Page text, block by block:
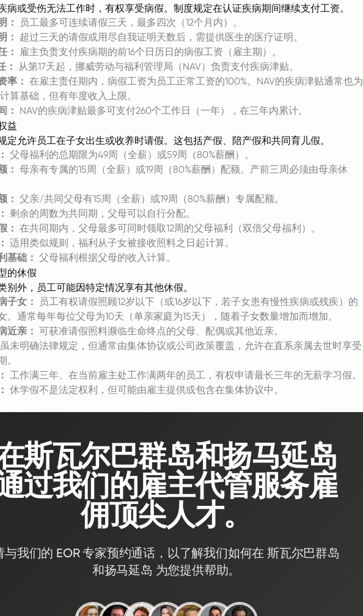
病或受伤无法工作时，有权享受病假。制度规定在认证疾病期间继续支付工资。
：
员工最多可连续请假三天，最多四次（12个月内）。
： 超过三天的请假或用尽自我证明天数后，需提供医生的医疗证明。
：
雇主负责支付疾病期的前16个日历日的病假工资（雇主期）。
： 从第17天起，挪威劳动与福利管理局（NAV）负责支付疾病津贴。
率： 在雇主责任期内，病假工资为员工正常工资的100%。NAV的疾病津贴通常也为
算基础，但有年度收入上限。
： NAV的疾病津贴最多可支付260个工作日（一年），在三年内累计。
益
定允许员工在子女出生或收养时请假。这包括产假、陪产假和共同育儿假。
父母福利的总期限为49周（全薪）或59周（80%薪酬）。
： 母亲有专属的15周（全薪）或19周（80%薪酬）配额。产前三周必须由母亲休
： 父亲/共同父母有15周（全薪）或19周（80%薪酬）专属配额。
剩余的周数为共同期，父母可以自行分配。
： 在共同期内，父母最多可同时领取12周的父母福利（双倍父母福利）。
适用类似规则，福利从子女被接收照料之日起计算。
基础： 父母福利根据父母的收入计算。
的休假
别外，员工可能因特定情况享有其他休假。
子女：
员工有权请假照顾12岁以下（或16岁以下，若子女患有慢性疾病或残疾）的
。通常每年每位父母为10天（单亲家庭为15天），随着子女数量增加而增加。
近亲： 可获准请假照料濒临生命终点的父母、配偶或其他近亲。
虽未明确法律规定，但通常由集体协议或公司政策覆盖，允许在直系亲属去世时享受
。
工作满三年、在当前雇主处工作满两年的员工，有权申请最长三年的无薪学习假。
休学假不是法定权利，但可能由雇主提供或包含在集体协议中。
斯瓦尔巴群岛和扬马延岛
过我们的雇主代管服务雇
佣顶尖人才。
与我们的 EOR 专家预约通话，以了解我们如何在 斯瓦尔巴群岛
和扬马延岛 为您提供帮助。